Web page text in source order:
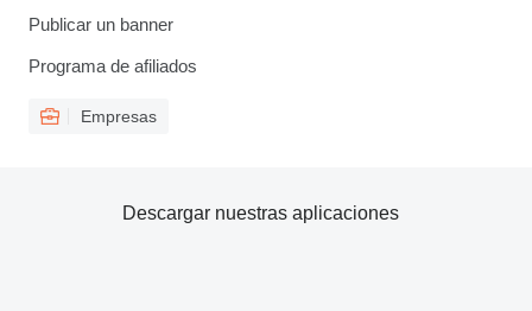
Publicar un banner
Programa de afiliados
Empresas
Descargar nuestras aplicaciones